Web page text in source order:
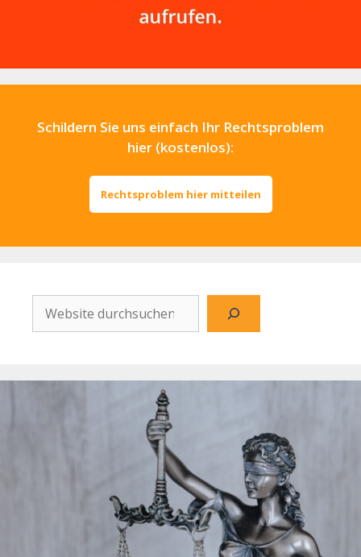
Schildern Sie uns einfach Ihr Rechtsproblem
hier (kostenlos):
Rechtsproblem hier mitteilen
Website
durchsuchen